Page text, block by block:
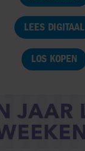
LEES DIGITAAL
LOS KOPEN